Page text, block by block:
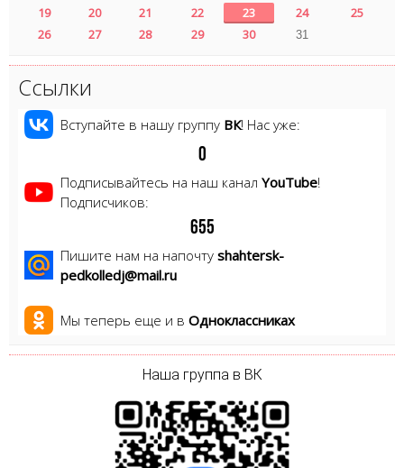
19 20 21 22 23 24
25
26
27 28 29 30 31
Ссылки
Вступайте в нашу группу ВК! Нас уже:
0
Подписывайтесь на наш канал YouTube!
Подписчиков:
655
Пишите нам на напочту shahtersk-
pedkolledj@mail.ru
Мы теперь еще и в Одноклассниках
Наша группа в ВК